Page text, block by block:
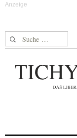
Suche nach: